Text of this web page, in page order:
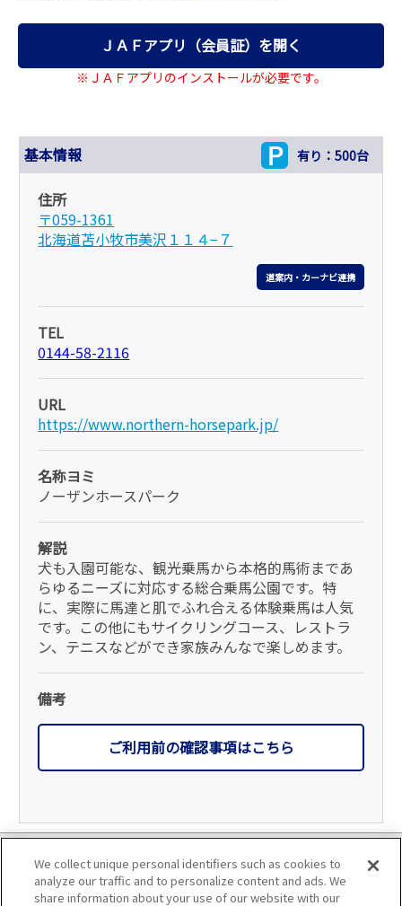
ＪＡＦアプリ（会員証）を開く
※ＪＡＦアプリのインストールが必要です。
基本情報 有り：500台
住所
〒059-1361
北海道苫小牧市美沢１１４−７
道案内・カーナビ連携
TEL
0144-58-2116
URL
https://www.northern-horsepark.jp/
名称ヨミ
ノーザンホースパーク
解説
犬も入園可能な、観光乗馬から本格的馬術まであ
らゆるニーズに対応する総合乗馬公園です。特
に、実際に馬達と肌でふれ合える体験乗馬は人気
です。この他にもサイクリングコース、レストラ
ン、テニスなどができ家族みんなで楽しめます。
備考
ご利用前の確認事項はこちら
個人情報の取り扱いについて
We collect unique personal identifiers such as cookies to
analyze our traffic and to personalize content and ads. We
share information about your use of our website with our